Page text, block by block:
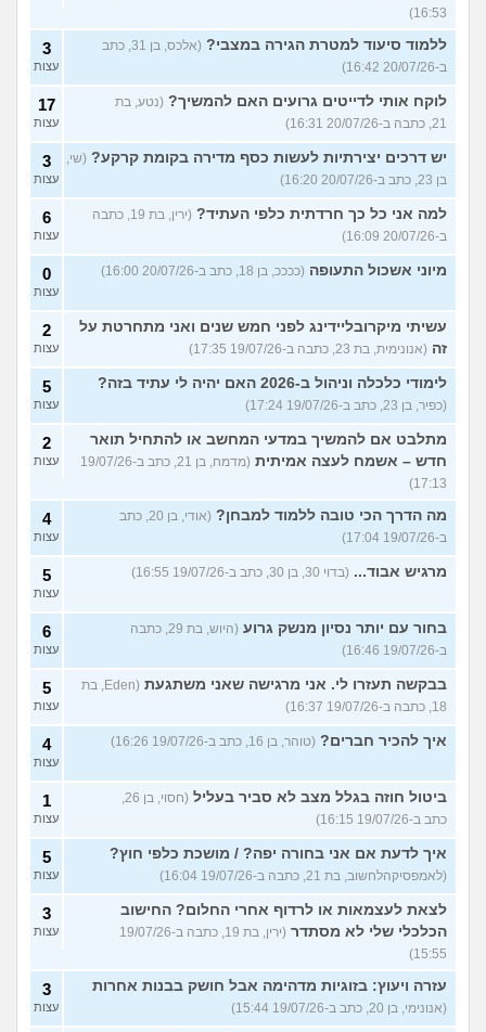
16:53)
ללמוד סיעוד למטרת הגירה במצבי?
(אלכס, בן 31, כתב
ב-20/07/26 16:42)
3
עצות
לוקח אותי לדייטים גרועים האם להמשיך? (נטע, בת
21, כתבה ב-20/07/26 16:31)
17
עצות
יש דרכים יצירתיות לעשות כסף מדירה בקומת קרקע? (שי,
בן 23, כתב ב-20/07/26 16:20)
3
עצות
למה אני כל כך חרדתית כלפי העתיד?
(ירין, בת 19, כתבה
ב-20/07/26 16:09)
6
עצות
מיוני אשכול התעופה (ככככ, בן 18, כתב ב-20/07/26 16:00) 0
עצות
עשיתי מיקרובליידינג לפני חמש שנים ואני מתחרטת על
זה (אנונימית, בת 23, כתבה ב-19/07/26 17:35)
2
עצות
לימודי כלכלה וניהול ב-2026 האם יהיה לי עתיד בזה?
(כפיר, בן 23, כתב ב-19/07/26 17:24)
5
עצות
מתלבט אם להמשיך במדעי המחשב או להתחיל תואר
חדש – אשמח לעצה אמיתית
(מדמח, בן 21, כתב ב-19/07/26
17:13)
2
עצות
מה הדרך הכי טובה ללמוד למבחן?
(אודי, בן 20, כתב
ב-19/07/26 17:04)
4
עצות
מרגיש אבוד... (בדוי 30, בן 30, כתב ב-19/07/26 16:55) 5
עצות
בחור עם יותר נסיון מנשק גרוע
(היוש, בת 29, כתבה
ב-19/07/26 16:46)
6
עצות
בבקשה תעזרו לי. אני מרגישה שאני משתגעת
(Eden, בת
18, כתבה ב-19/07/26 16:37)
5
עצות
איך להכיר חברים? (טוהר, בן 16, כתב ב-19/07/26 16:26) 4
עצות
ביטול חוזה בגלל מצב לא סביר בעליל
(חסוי, בן 26,
כתב ב-19/07/26 16:15)
1
עצות
איך לדעת אם אני בחורה יפה? / מושכת כלפי חוץ?
(לאמפסיקהלחשוב, בת 21, כתבה ב-19/07/26 16:04)
5
עצות
לצאת לעצמאות או לרדוף אחרי החלום? החישוב
הכלכלי שלי לא מסתדר
(ירין, בת 19, כתבה ב-19/07/26
15:55)
3
עצות
עזרה ויעוץ: בזוגיות מדהימה אבל חושק בבנות אחרות
(אנונימי, בן 20, כתב ב-19/07/26 15:44)
3
עצות